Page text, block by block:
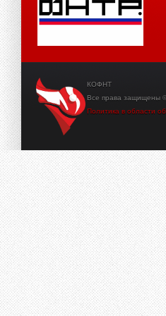
КОФНТ
Все права защищены
Политика в области